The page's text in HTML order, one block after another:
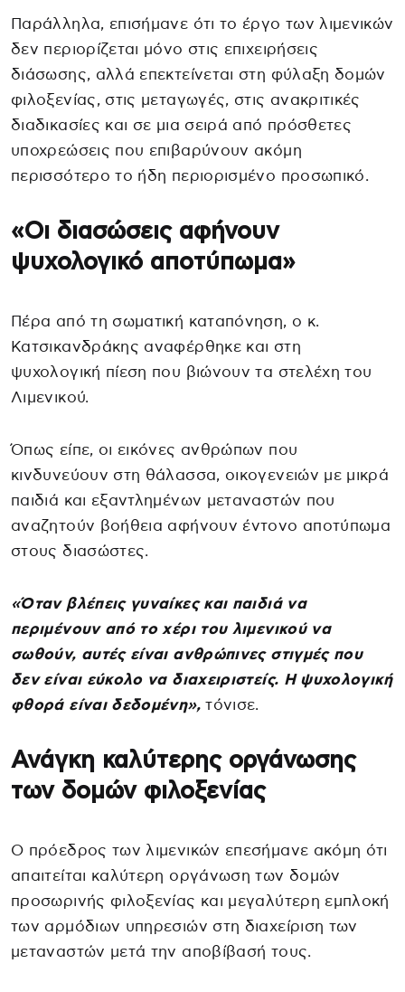
Παράλληλα, επισήμανε ότι το έργο των λιμενικών
δεν περιορίζεται μόνο στις επιχειρήσεις
διάσωσης, αλλά επεκτείνεται στη φύλαξη δομών
φιλοξενίας, στις μεταγωγές, στις ανακριτικές
διαδικασίες και σε μια σειρά από πρόσθετες
υποχρεώσεις που επιβαρύνουν ακόμη
περισσότερο το ήδη περιορισμένο προσωπικό.
«Οι διασώσεις αφήνουν
ψυχολογικό αποτύπωμα»
Πέρα από τη σωματική καταπόνηση, ο κ.
Κατσικανδράκης αναφέρθηκε και στη
ψυχολογική πίεση που βιώνουν τα στελέχη του
Λιμενικού.
Όπως είπε, οι εικόνες ανθρώπων που
κινδυνεύουν στη θάλασσα, οικογενειών με μικρά
παιδιά και εξαντλημένων μεταναστών που
αναζητούν βοήθεια αφήνουν έντονο αποτύπωμα
στους διασώστες.
«Όταν βλέπεις γυναίκες και παιδιά να
περιμένουν από το χέρι του λιμενικού να
σωθούν, αυτές είναι ανθρώπινες στιγμές που
δεν είναι εύκολο να διαχειριστείς. Η ψυχολογική
φθορά είναι δεδομένη», τόνισε.
Ανάγκη καλύτερης οργάνωσης
των δομών φιλοξενίας
Ο πρόεδρος των λιμενικών επεσήμανε ακόμη ότι
απαιτείται καλύτερη οργάνωση των δομών
προσωρινής φιλοξενίας και μεγαλύτερη εμπλοκή
των αρμόδιων υπηρεσιών στη διαχείριση των
μεταναστών μετά την αποβίβασή τους.